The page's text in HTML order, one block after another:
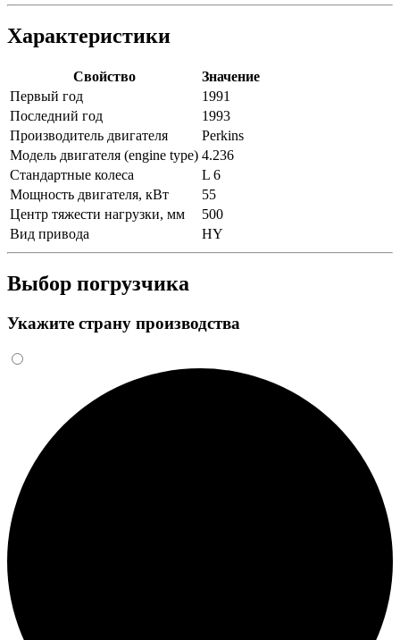
Характеристики
Свойство
Значение
Первый год
1991
Последний год
1993
Производитель двигателя
Perkins
Модель двигателя (engine type) 4.236
Стандартные колеса
L 6
Мощность двигателя, кВт
55
Центр тяжести нагрузки, мм
500
Вид привода
HY
Выбор погрузчика
Укажите страну производства